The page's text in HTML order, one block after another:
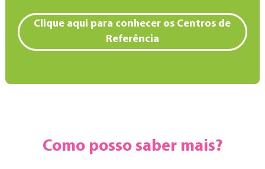
Clique aqui para conhecer os Centros de
Referência
Como posso saber mais?